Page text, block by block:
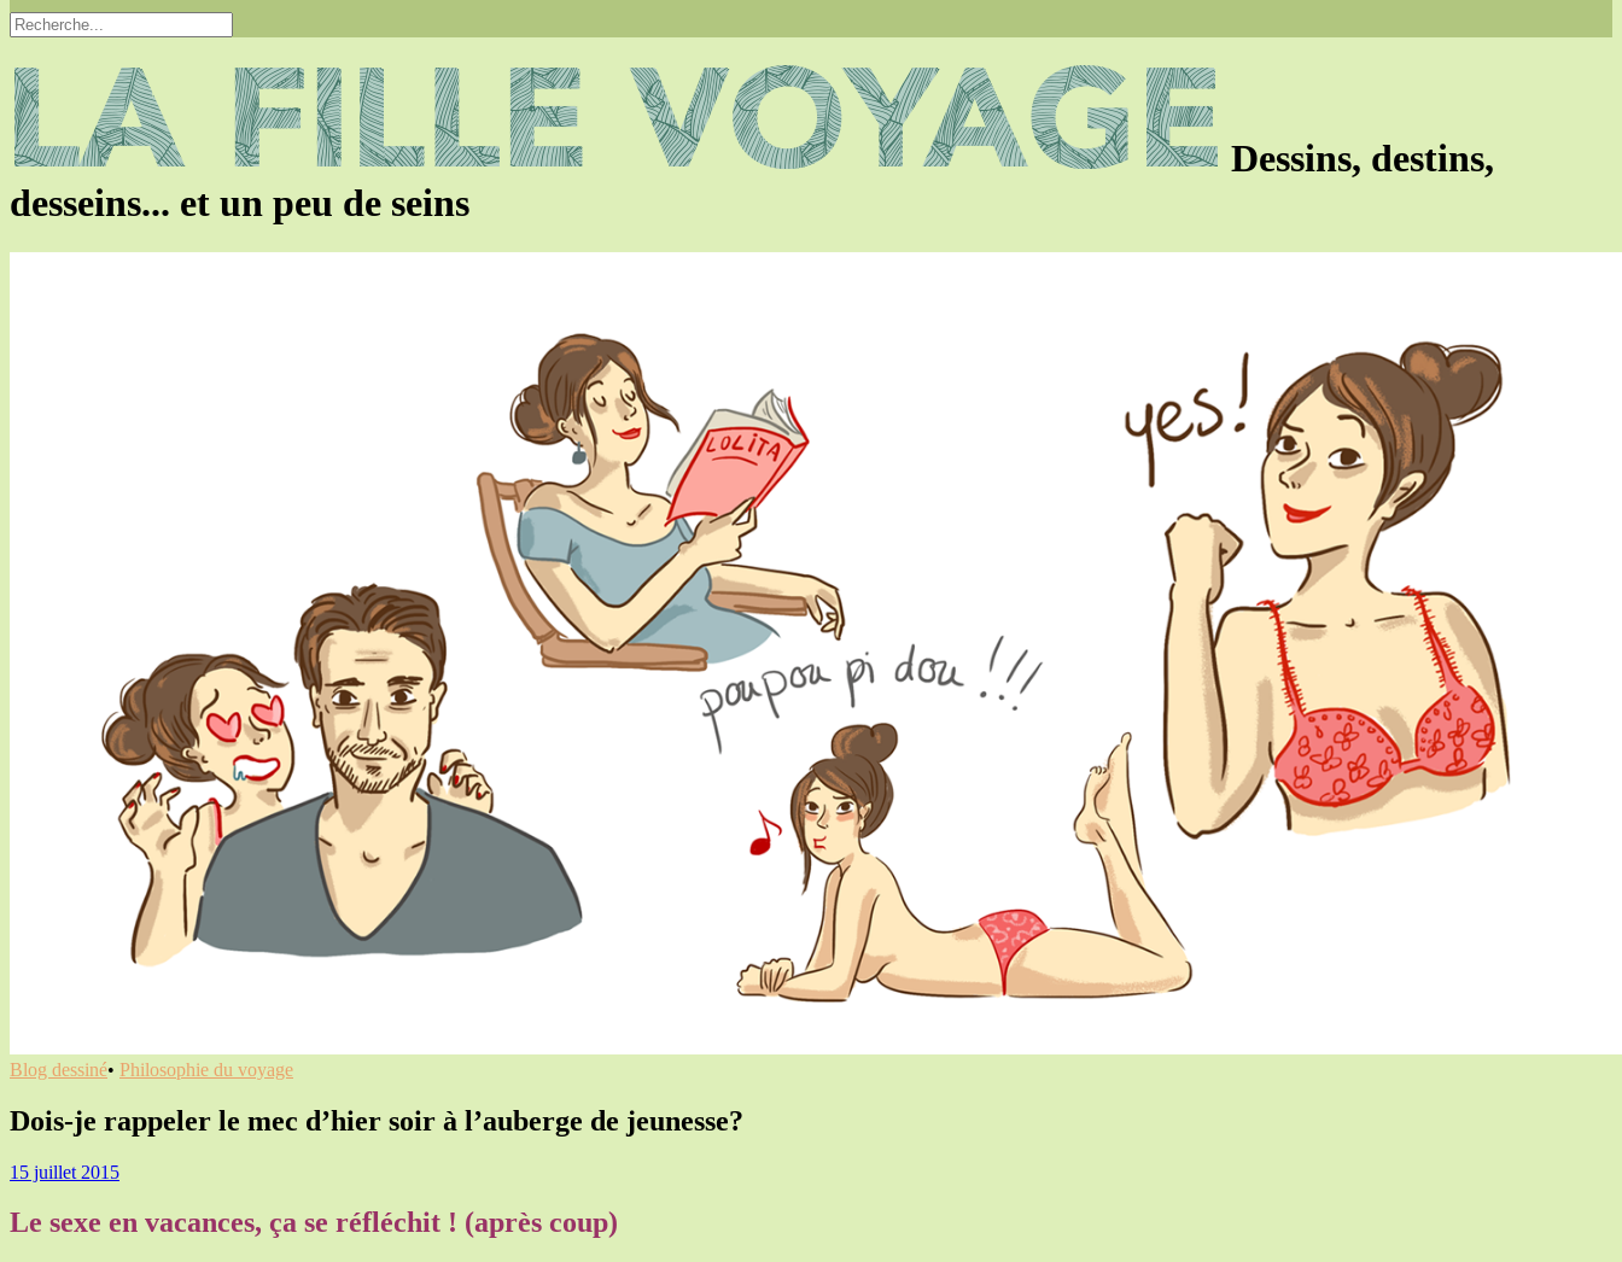
Dessins, destins,
desseins... et un peu de seins
Blog dessiné• Philosophie du voyage
Dois-je rappeler le mec d’hier soir à l’auberge de jeunesse?
15 juillet 2015
Le sexe en vacances, ça se réfléchit ! (après coup)